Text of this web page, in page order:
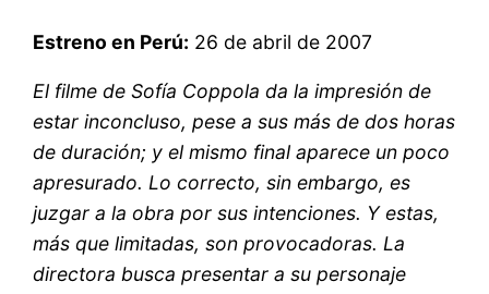
Estreno en Perú: 26 de abril de 2007
El filme de Sofía Coppola da la impresión de
estar inconcluso, pese a sus más de dos horas
de duración; y el mismo final aparece un poco
apresurado. Lo correcto, sin embargo, es
juzgar a la obra por sus intenciones. Y estas,
más que limitadas, son provocadoras. La
directora busca presentar a su personaje